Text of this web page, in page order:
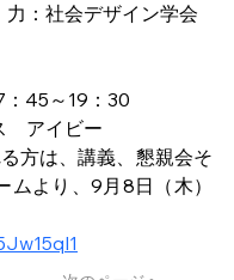
：社会デザイン学会
：45～19：30
　アイビー
方は、講義、懇親会そ
より、9月8日（木）